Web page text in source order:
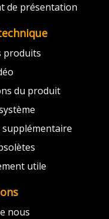
de présentation
produits
du produit
utile
nous